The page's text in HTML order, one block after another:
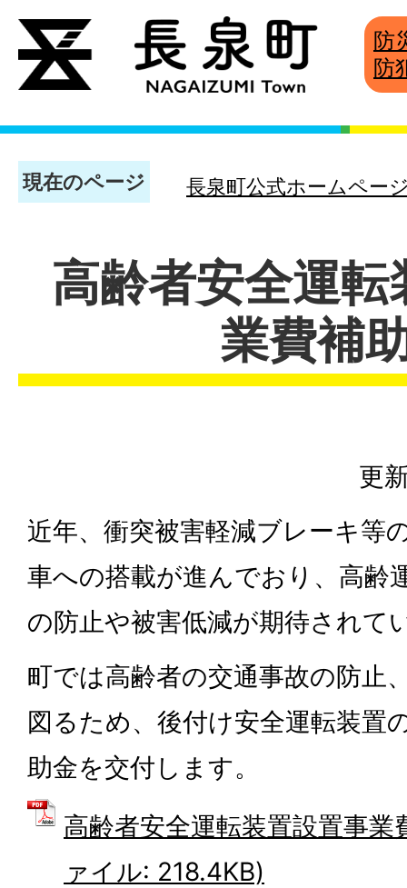
防
防
現在のページ 長泉町公式ホームペー
高齢者安全運転
業費補
更
近年、衝突被害軽減ブレーキ等
車への搭載が進んでおり、高齢
の防止や被害低減が期待されて
町では高齢者の交通事故の防止
図るため、後付け安全運転装置
助金を交付します。
高齢者安全運転装置設置事業
ァイル: 218.4KB)